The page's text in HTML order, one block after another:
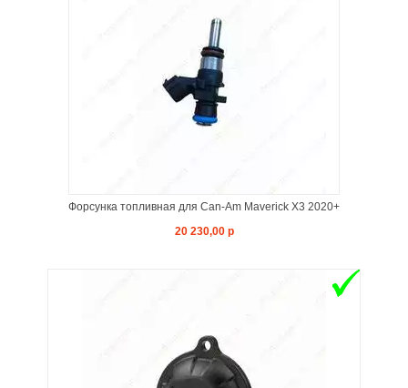
Форсунка топливная для Can-Am Maverick X3 2020+
20 230,00 р